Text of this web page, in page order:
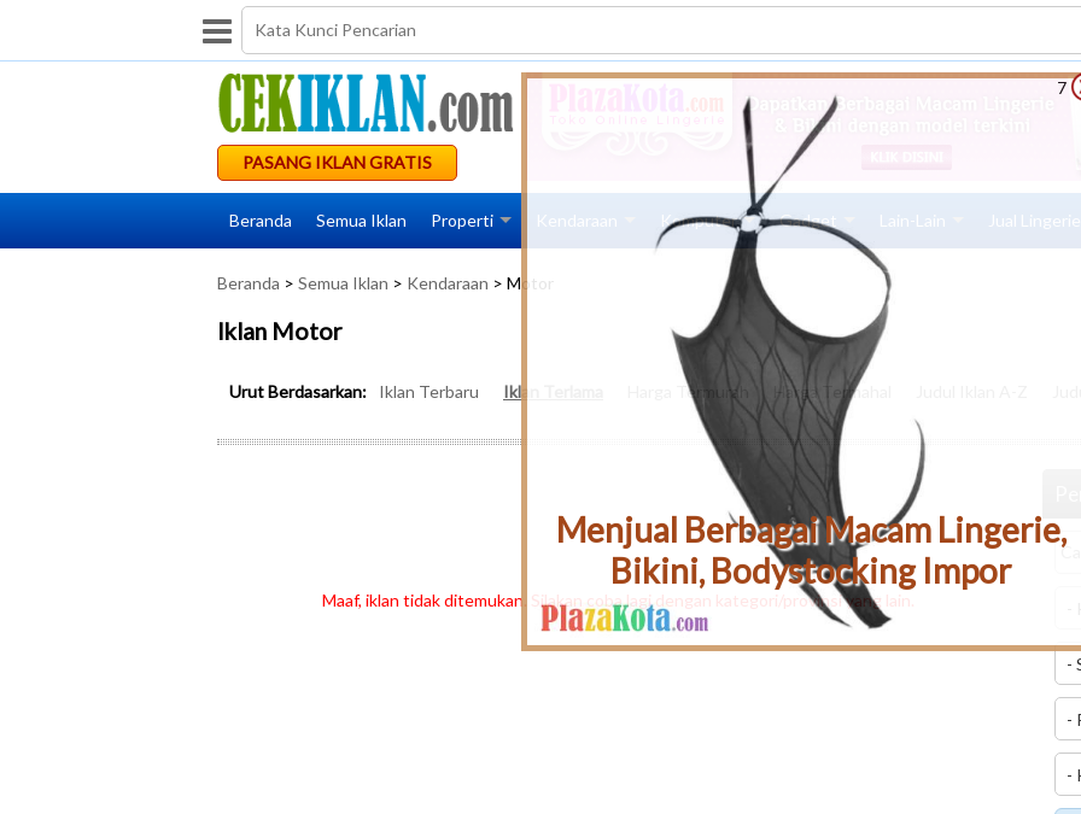
Menjual Berbagai Macam Lingerie,
Bikini, Bodystocking Impor
6
PASANG IKLAN GRATIS
Beranda Semua Iklan Properti Kendaraan Komputer Gadget Lain-Lain Jual
Beranda > Semua Iklan > Kendaraan > Motor
Iklan Motor
Urut Berdasarkan: Iklan Terbaru Iklan Terlama Harga Termurah Harga Termahal
Maaf, iklan tidak ditemukan. Silakan coba lagi dengan kategori/provinsi yang lain.